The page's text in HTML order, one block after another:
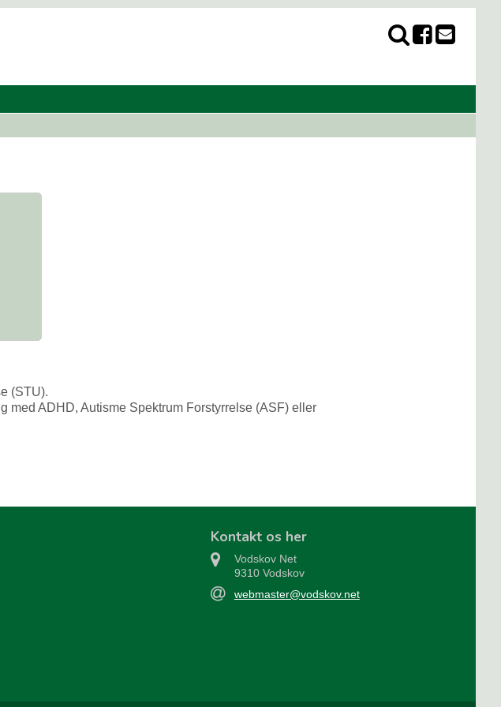
(STU).
med ADHD, Autisme Spektrum Forstyrrelse (ASF) eller
Kontakt os her
Vodskov Net
9310 Vodskov
webmaster@vodskov.net